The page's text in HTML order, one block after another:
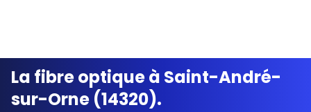
Streaming
La fibre optique à Saint-André-
sur-Orne (14320).